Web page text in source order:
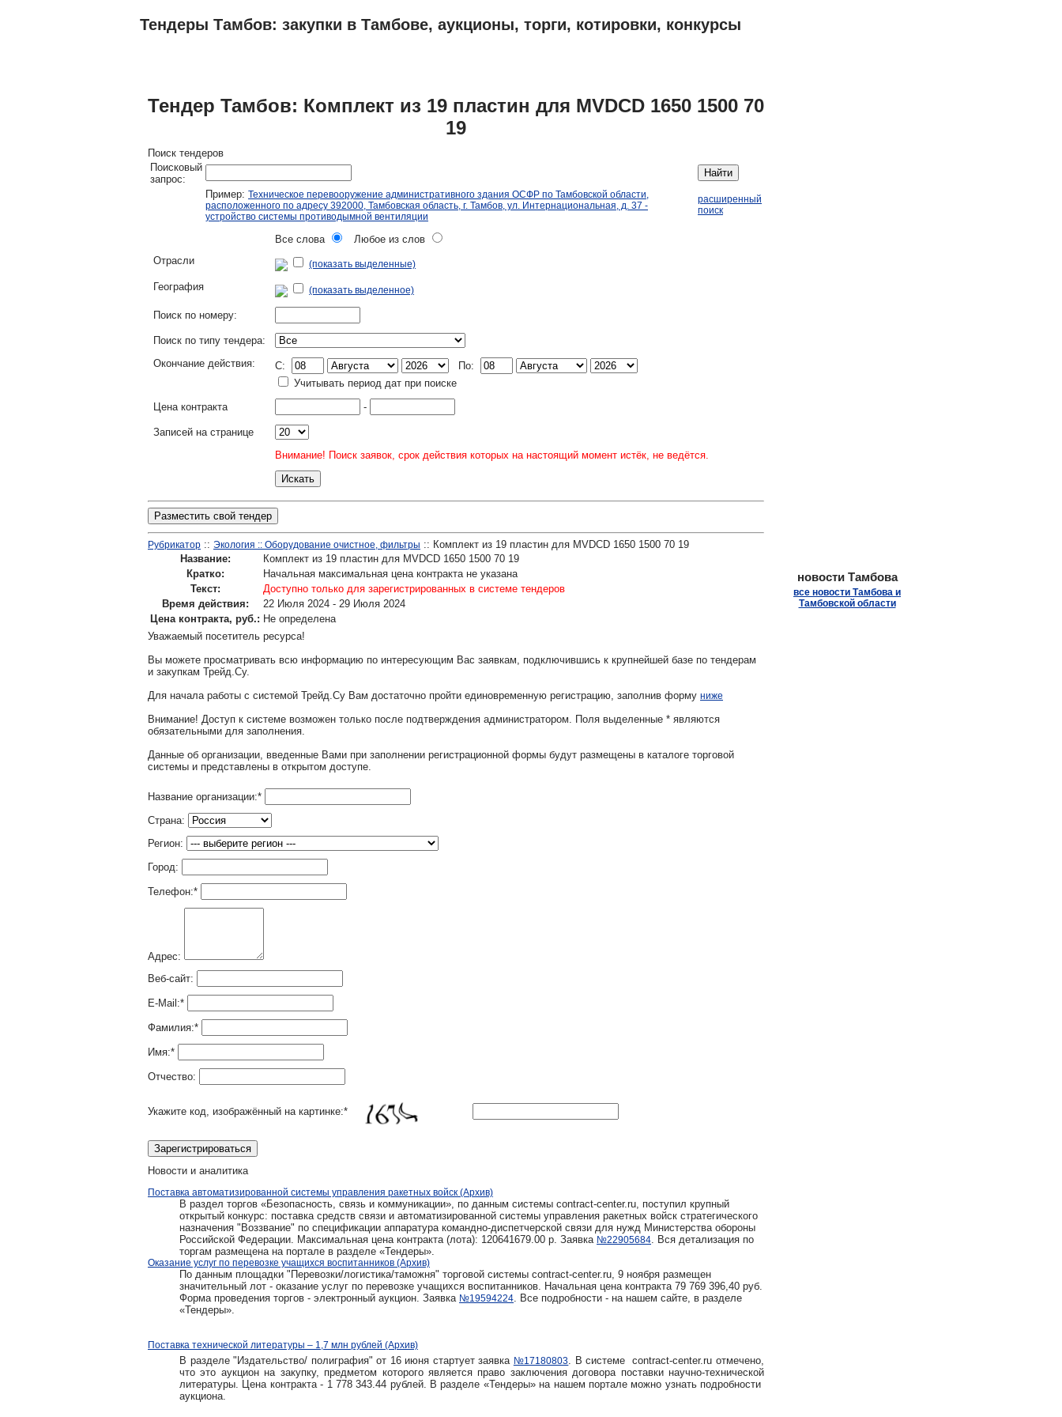
Тендеры Тамбов: закупки в Тамбове, аукционы, торги, котировки, конкурсы
Тендер Тамбов: Комплект из 19 пластин для MVDCD 1650 1500 70
19
Поиск тендеров
Поисковый
запрос:
Найти
Пример: Техническое перевооружение административного здания ОСФР по Тамбовской области,
расположенного по адресу 392000, Тамбовская область, г. Тамбов, ул. Интернациональная, д. 37 -
устройство системы противодымной вентиляции
расширенный
поиск
Все слова
Любое из слов
Отрасли
(показать выделенные)
География (показать выделенное)
Поиск по номеру:
Поиск по типу тендера:
Окончание действия:
C:
По:
Учитывать период дат при поиске
Цена контракта
-
Записей на странице
Внимание! Поиск заявок, срок действия которых на настоящий момент истёк, не ведётся.
Разместить свой тендер
Рубрикатор :: Экология :: Оборудование очистное, фильтры :: Комплект из 19 пластин для MVDCD 1650 1500 70 19
Название:
Комплект из 19 пластин для MVDCD 1650 1500 70 19
Кратко:
Начальная максимальная цена контракта не указана
Текст:
Доступно только для зарегистрированных в системе тендеров
Время действия:
22 Июля 2024 - 29 Июля 2024
Цена контракта, руб.: Не определена
Уважаемый посетитель ресурса!
Вы можете просматривать всю информацию по интересующим Вас заявкам, подключившись к крупнейшей базе по тендерам
и закупкам Трейд.Су.
Для начала работы с системой Трейд.Су Вам достаточно пройти единовременную регистрацию, заполнив форму ниже
Внимание! Доступ к системе возможен только после подтверждения администратором. Поля выделенные * являются
обязательными для заполнения.
Данные об организации, введенные Вами при заполнении регистрационной формы будут размещены в каталоге торговой
системы и представлены в открытом доступе.
Название организации:*
Страна:
Регион:
Город:
Телефон:*
Адрес:
Веб-сайт:
E-Mail:*
Фамилия:*
Имя:*
Отчество:
Укажите код, изображённый на картинке:*
Новости и аналитика
Поставка автоматизированной системы управления ракетных войск (Архив)
В раздел торгов «Безопасность, связь и коммуникации», по данным системы contract-center.ru, поступил крупный
открытый конкурс: поставка средств связи и автоматизированной системы управления ракетных войск стратегического
назначения "Воззвание" по спецификации аппаратура командно-диспетчерской связи для нужд Министерства обороны
Российской Федерации. Максимальная цена контракта (лота): 120641679.00 р. Заявка №22905684. Вся детализация по
торгам размещена на портале в разделе «Тендеры».
Оказание услуг по перевозке учащихся воспитанников (Архив)
По данным площадки "Перевозки/логистика/таможня" торговой системы contract-center.ru, 9 ноября размещен
значительный лот - оказание услуг по перевозке учащихся воспитанников. Начальная цена контракта 79 769 396,40 руб.
Форма проведения торгов - электронный аукцион. Заявка №19594224. Все подробности - на нашем сайте, в разделе
«Тендеры».
Поставка технической литературы – 1,7 млн рублей (Архив)
В разделе "Издательство/ полиграфия" от 16 июня стартует заявка №17180803. В системе contract-center.ru отмечено,
что это аукцион на закупку, предметом которого является право заключения договора поставки научно-технической
литературы. Цена контракта - 1 778 343.44 рублей. В разделе «Тендеры» на нашем портале можно узнать подробности
аукциона.
новости Тамбова
все новости Тамбова и
Тамбовской области